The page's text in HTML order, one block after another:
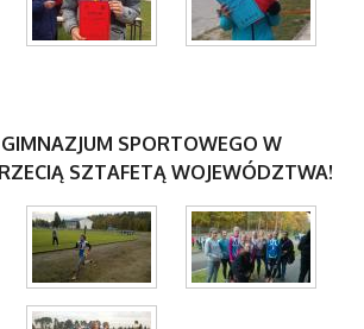
SPORTOWEGO W
SZTAFETĄ WOJEWÓDZTWA!